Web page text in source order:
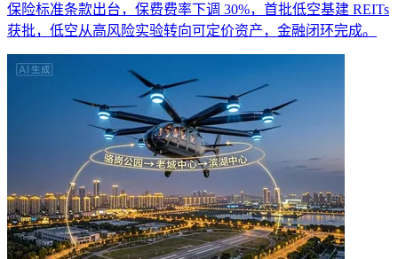
保险标准条款出台，保费费率下调 30%，首批低空基建 REITs
获批，低空从高风险实验转向可定价资产，金融闭环完成。